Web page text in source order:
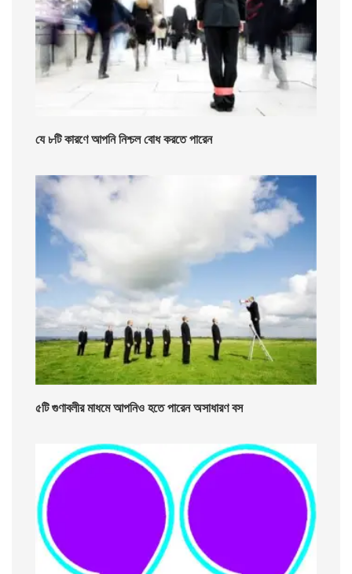
যে ৮টি কারণে আপনি নিশ্চল বোধ করতে পারেন
৫টি গুণাবলীর মাধমে আপনিও হতে পারেন অসাধারণ বস